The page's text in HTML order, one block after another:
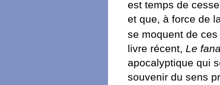
est temps de
et que, à force de
se moquent de
livre récent, Le
apocalyptique qui
souvenir du sens